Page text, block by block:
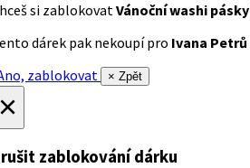
si zablokovatVánoční washi pásky
dárek pak nekoupí pro Ivana Petrů
zablokovat
× Zpět
zablokování dárku